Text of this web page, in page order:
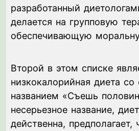
разработанный
делается на групповую
обеспечивающую
Второй в этом списке
низкокалорийная диета
названием «Съешь
несерьезное название,
действенна, предполагает,